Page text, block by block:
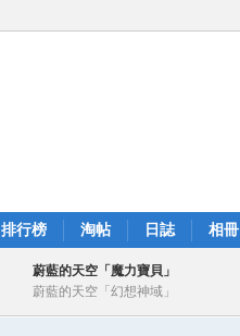
排行榜 淘帖 日誌 相冊
蔚藍的天空「魔力寶貝」
蔚藍的天空「幻想神域」